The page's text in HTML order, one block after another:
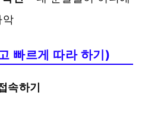
악
빠르게 따라 하기)
속하기